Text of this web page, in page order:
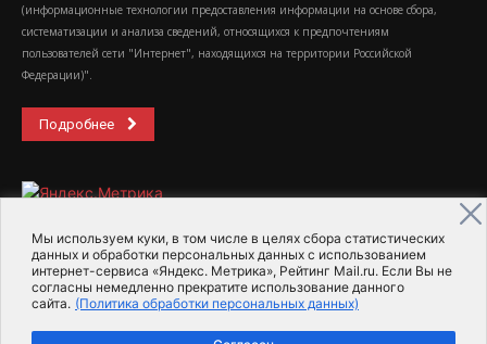
Мы используем куки, в том числе в целях сбора статистических
данных и обработки персональных данных с использованием
интернет-сервиса «Яндекс. Метрика», Рейтинг Mail.ru. Если Вы не
согласны немедленно прекратите использование данного
сайта. (Политика обработки персональных данных)
(информационные технологии предоставления информации на основе сбора,
систематизации и анализа сведений, относящихся к предпочтениям
пользователей сети "Интернет", находящихся на территории Российской
Федерации)".
Подробнее
2015-2026- Информационное агентство МедиаПоток
Для справки Об издании
Пользовательское соглашение